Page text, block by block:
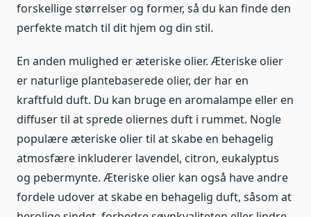
forskellige størrelser og former, så du kan finde den
perfekte match til dit hjem og din stil.
En anden mulighed er æteriske olier. Æteriske olier
er naturlige plantebaserede olier, der har en
kraftfuld duft. Du kan bruge en aromalampe eller en
diffuser til at sprede oliernes duft i rummet. Nogle
populære æteriske olier til at skabe en behagelig
atmosfære inkluderer lavendel, citron, eukalyptus
og pebermynte. Æteriske olier kan også have andre
fordele udover at skabe en behagelig duft, såsom at